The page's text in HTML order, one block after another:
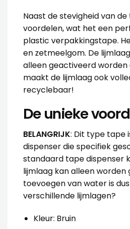
Naast de stevigheid van
voordelen, wat het een
plastic verpakkingstape.
en zetmeelgom. De
alleen geactiveerd
maakt de lijmlaag ook
recyclebaar!
De unieke
BELANGRIJK: Dit type tape
dispenser die specifiek
standaard tape dispenser
lijmlaag kan alleen
toevoegen van water is
verschillende lijmlagen?
Kleur: Bruin